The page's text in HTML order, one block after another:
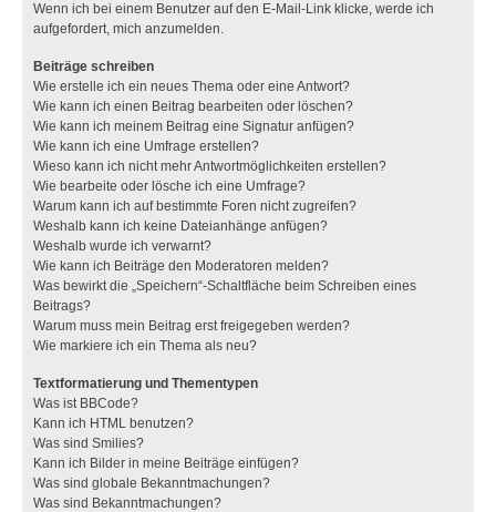
Wenn ich bei einem Benutzer auf den E-Mail-Link klicke, werde ich
aufgefordert, mich anzumelden.
Beiträge schreiben
Wie erstelle ich ein neues Thema oder eine Antwort?
Wie kann ich einen Beitrag bearbeiten oder löschen?
Wie kann ich meinem Beitrag eine Signatur anfügen?
Wie kann ich eine Umfrage erstellen?
Wieso kann ich nicht mehr Antwortmöglichkeiten erstellen?
Wie bearbeite oder lösche ich eine Umfrage?
Warum kann ich auf bestimmte Foren nicht zugreifen?
Weshalb kann ich keine Dateianhänge anfügen?
Weshalb wurde ich verwarnt?
Wie kann ich Beiträge den Moderatoren melden?
Was bewirkt die „Speichern“-Schaltfläche beim Schreiben eines
Beitrags?
Warum muss mein Beitrag erst freigegeben werden?
Wie markiere ich ein Thema als neu?
Textformatierung und Thementypen
Was ist BBCode?
Kann ich HTML benutzen?
Was sind Smilies?
Kann ich Bilder in meine Beiträge einfügen?
Was sind globale Bekanntmachungen?
Was sind Bekanntmachungen?